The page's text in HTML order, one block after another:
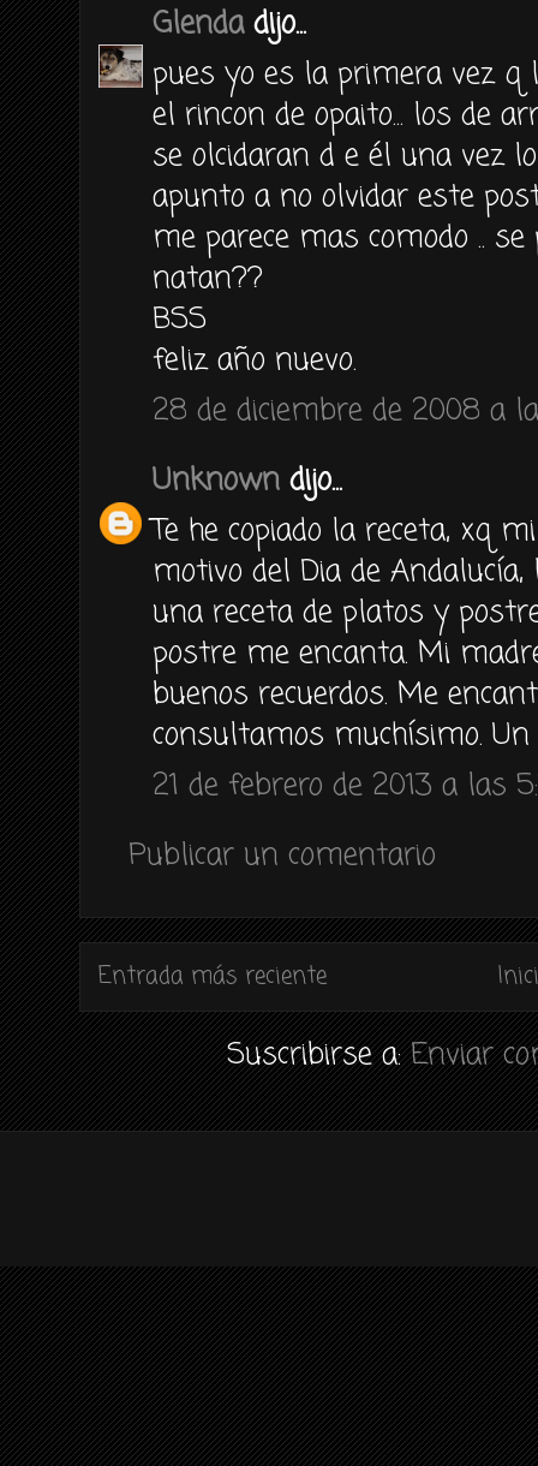
Glendadijo...
pues yo es la primera vez q
el rincon de opaito... los de
se olcidaran d e él una vez
apunto a no olvidar este
me parece mas comodo ..
natan??
BSS
feliz año nuevo.
28 de diciembre de 2008 a
Unknown dijo...
Te he copiado la receta, xq
motivo del Dia de
una receta de platos y
postre me encanta. Mi
buenos recuerdos. Me
consultamos muchísimo. Un
21 de febrero de 2013 a las
Publicar un comentario
Entrada más reciente
Suscribirse a:Enviar